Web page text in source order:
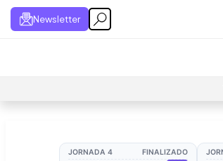
Newsletter